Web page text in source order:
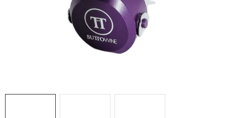
Obchodní podmínky
Podmínky ochrany osobních údajů
Hodnocení obchodu